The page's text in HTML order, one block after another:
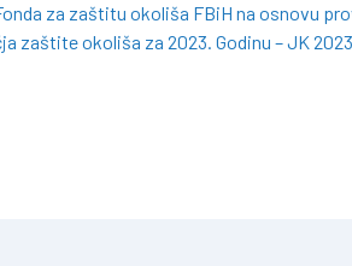
za zaštitu okoliša FBiH na osnovu
zaštite okoliša za 2023. Godinu – JK 2023